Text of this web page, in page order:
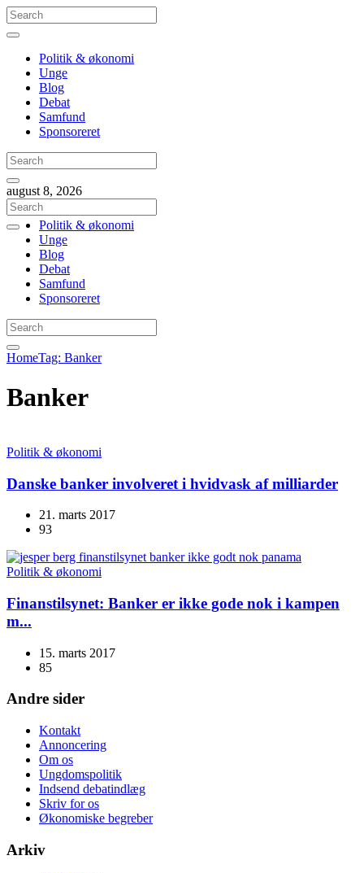
Politik & økonomi
Unge
Blog
Debat
Samfund
Sponsoreret
august 8, 2026
Politik & økonomi
Unge
Blog
Debat
Samfund
Sponsoreret
HomeTag: Banker
Banker
Politik & økonomi
Danske banker involveret i hvidvask af milliarder
21. marts 2017
93
Politik & økonomi
Finanstilsynet: Banker er ikke gode nok i kampen
m...
15. marts 2017
85
Andre sider
Kontakt
Annoncering
Om os
Ungdomspolitik
Indsend debatindlæg
Skriv for os
Økonomiske begreber
Arkiv